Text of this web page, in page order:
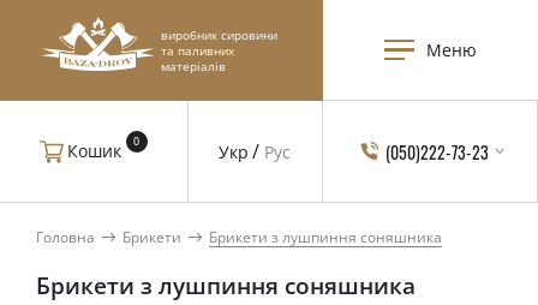
виробник сировини
та паливних
матеріалів
Меню
Укр Рус
Кошик 0 (050)222-73-23
Головна Брикети Брикети з лушпиння соняшника
Брикети з лушпиння соняшника